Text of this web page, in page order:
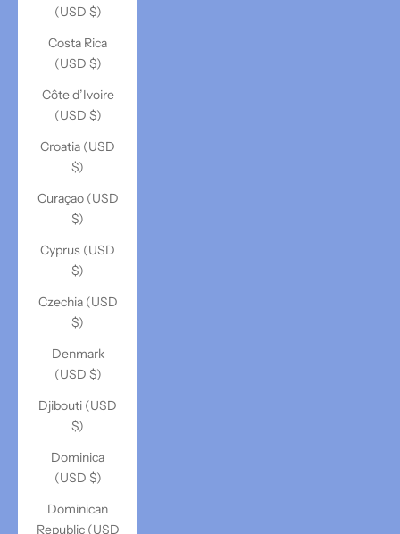
(USD $)
Costa Rica
(USD $)
Côte d’Ivoire
(USD $)
Croatia (USD
$)
Curaçao (USD
$)
Cyprus (USD
$)
Czechia (USD
$)
Denmark
(USD $)
Djibouti (USD
$)
Dominica
(USD $)
Dominican
Republic (USD